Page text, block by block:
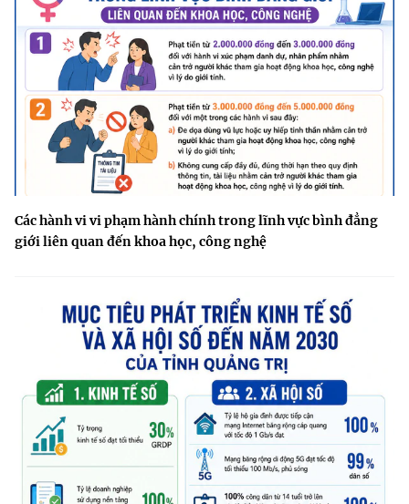
Các hành vi vi phạm hành chính trong lĩnh vực bình đẳng
giới liên quan đến khoa học, công nghệ